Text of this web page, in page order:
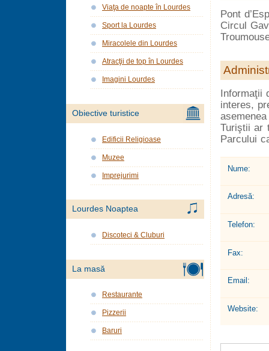
Pont
Circul
Informaţii
interes,
Turiştii ar
Parcului
Nume:
Adresă:
Telefon:
Fax:
Email:
Website:
Viaţa de noapte în Lourdes
Sport la Lourdes
Miracolele din Lourdes
Atracţii de top în Lourdes
Imagini Lourdes
Obiective turistice
Edificii Religioase
Muzee
Imprejurimi
Lourdes Noaptea
Discoteci & Cluburi
La masă
Restaurante
Pizzerii
Baruri